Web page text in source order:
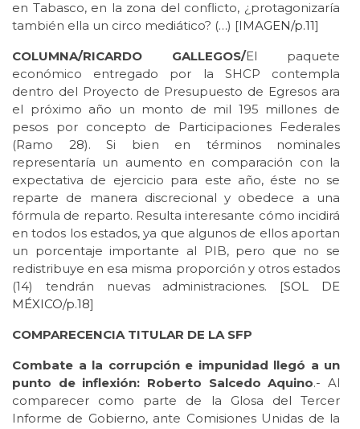
en Tabasco, en la zona del conflicto, ¿protagonizaría
también ella un circo mediático? (…) [IMAGEN/p.11]
COLUMNA/RICARDO GALLEGOS/El paquete
económico entregado por la SHCP contempla
dentro del Proyecto de Presupuesto de Egresos ara
el próximo año un monto de mil 195 millones de
pesos por concepto de Participaciones Federales
(Ramo 28). Si bien en términos nominales
representaría un aumento en comparación con la
expectativa de ejercicio para este año, éste no se
reparte de manera discrecional y obedece a una
fórmula de reparto. Resulta interesante cómo incidirá
en todos los estados, ya que algunos de ellos aportan
un porcentaje importante al PIB, pero que no se
redistribuye en esa misma proporción y otros estados
(14) tendrán nuevas administraciones. [SOL DE
MÉXICO/p.18]
COMPARECENCIA TITULAR DE LA SFP
Combate a la corrupción e impunidad llegó a un
punto de inflexión: Roberto Salcedo Aquino.- Al
comparecer como parte de la Glosa del Tercer
Informe de Gobierno, ante Comisiones Unidas de la